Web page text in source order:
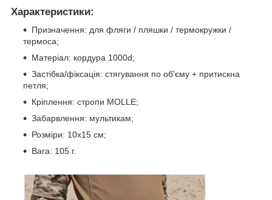
Характеристики:
Призначення: для фляги / пляшки / термокружки /
термоса;
Матеріал: кордура 1000d;
Застібка/фіксація: стягування по об'єму + притискна
петля;
Кріплення: стропи MOLLE;
Забарвлення: мультикам;
Розміри: 10х15 см;
Вага: 105 г.